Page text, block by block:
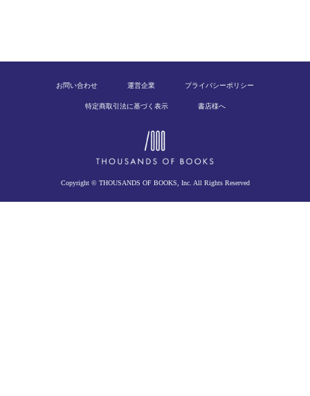
お問い合わせ 運営企業 プライバシーポリシー
特定商取引法に基づく表示 書店様へ
Copyright © THOUSANDS OF BOOKS, Inc. All Rights Reserved